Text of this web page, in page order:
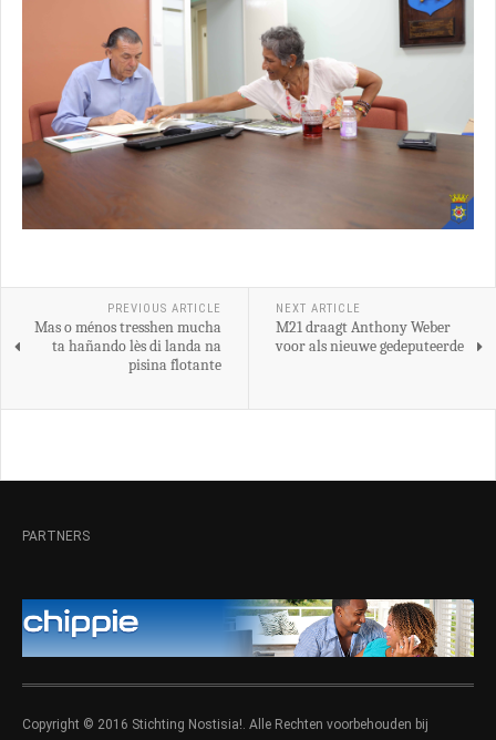
PREVIOUS ARTICLE
Mas o ménos tresshen mucha
ta hañando lès di landa na
pisina flotante
NEXT ARTICLE
M21 draagt Anthony Weber
voor als nieuwe gedeputeerde
PARTNERS
Copyright © 2016 Stichting Nostisia!. Alle Rechten voorbehouden bij